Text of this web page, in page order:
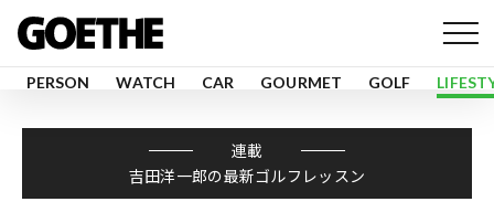
PERSON WATCH CAR GOURMET GOLF
連載
吉田洋一郎の最新ゴルフレッスン